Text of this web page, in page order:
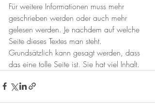
Für weitere Informationen muss mehr
geschrieben werden oder auch mehr
gelesen werden. Je nachdem auf welche
Seite dieses Textes man steht.
Grundsätzlich kann gesagt werden, dass
das eine tolle Seite ist. Sie hat viel Inhalt.